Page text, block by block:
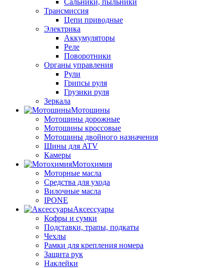
Трансмиссия
Цепи приводные
Электрика
Аккумуляторы
Реле
Поворотники
Органы управления
Рули
Грипсы руля
Грузики руля
Зеркала
Мотошины
Мотошины дорожные
Мотошины кроссовые
Мотошины двойного назначения
Шины для ATV
Камеры
Мотохимия
Моторные масла
Средства для ухода
Вилочные масла
IPONE
Аксессуары
Кофры и сумки
Подставки, трапы, подкаты
Чехлы
Рамки для крепления номера
Защита рук
Наклейки